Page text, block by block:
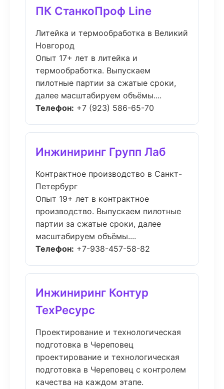
ПК СтанкоПроф Line
Литейка и термообработка в Великий
Новгород
Опыт 17+ лет в литейка и
термообработка. Выпускаем
пилотные партии за сжатые сроки,
далее масштабируем объёмы....
Телефон: +7 (923) 586-65-70
Инжиниринг Групп Лаб
Контрактное производство в Санкт-
Петербург
Опыт 19+ лет в контрактное
производство. Выпускаем пилотные
партии за сжатые сроки, далее
масштабируем объёмы....
Телефон: +7-938-457-58-82
Инжиниринг Контур
ТехРесурс
Проектирование и технологическая
подготовка в Череповец
проектирование и технологическая
подготовка в Череповец с контролем
качества на каждом этапе.